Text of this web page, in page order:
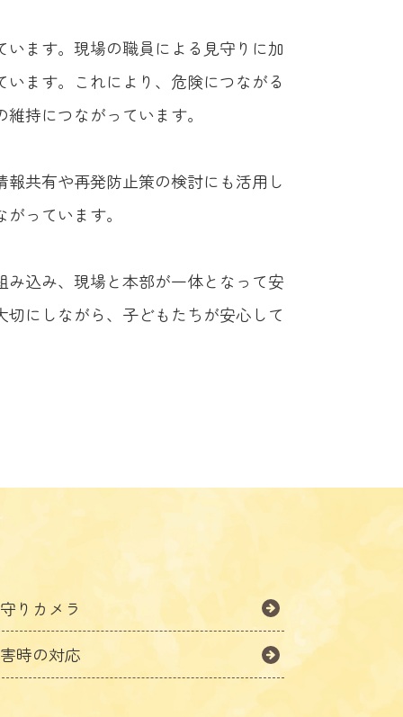
ます。現場の職員による見守りに加
ます。これにより、危険につながる
持につながっています。
共有や再発防止策の検討にも活用し
っています。
込み、現場と本部が一体となって安
にしながら、子どもたちが安心して
りカメラ
時の対応